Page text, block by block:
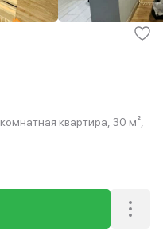
квартира, 30 м²,